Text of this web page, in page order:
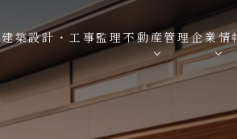
建築設計・工事監理不動産管理企業情